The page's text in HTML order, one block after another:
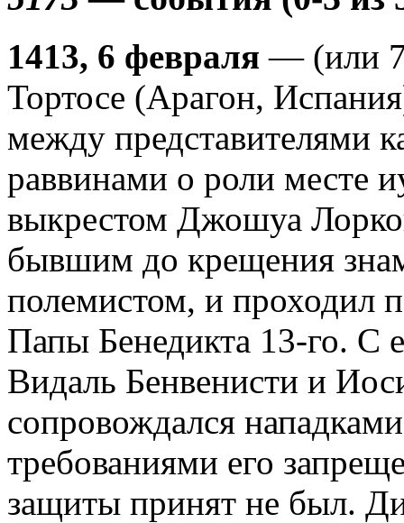
1413, 6 февраля — (или 7
Тортосе (Арагон,
между представителями
раввинами о роли месте
выкрестом Джошуа
бывшим до крещения
полемистом, и проходил
Папы Бенедикта 13-го. С
Видаль Бенвенисти и
сопровождался
требованиями его
защиты принят не был.